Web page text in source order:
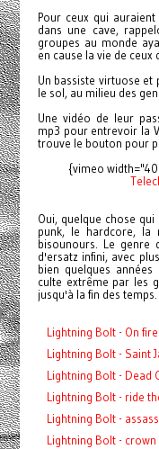
Pour ceux qui
dans une cave,
groupes au monde
en cause la vie de ceux
Un bassiste virtuose et
le sol, au milieu des
Une vidéo de leur
mp3 pour entrevoir la
trouve le bouton pour
{vimeo
Oui, quelque chose
punk, le hardcore,
bisounours. Le genre
d'ersatz infini, avec
bien quelques
culte extrême par les
jusqu'à la fin des temps.
Lightning Bolt - On fire
Lightning Bolt - Saint
Lightning Bolt - Dead
Lightning Bolt - ride
Lightning Bolt -
Lightning Bolt -